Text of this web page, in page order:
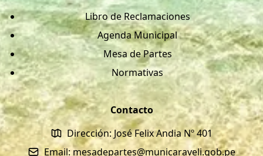
Libro de Reclamaciones
Agenda Municipal
Mesa de Partes
Normativas
Contacto
Dirección: José Felix Andia Nº 401
Email: mesadepartes@municaraveli.gob.pe